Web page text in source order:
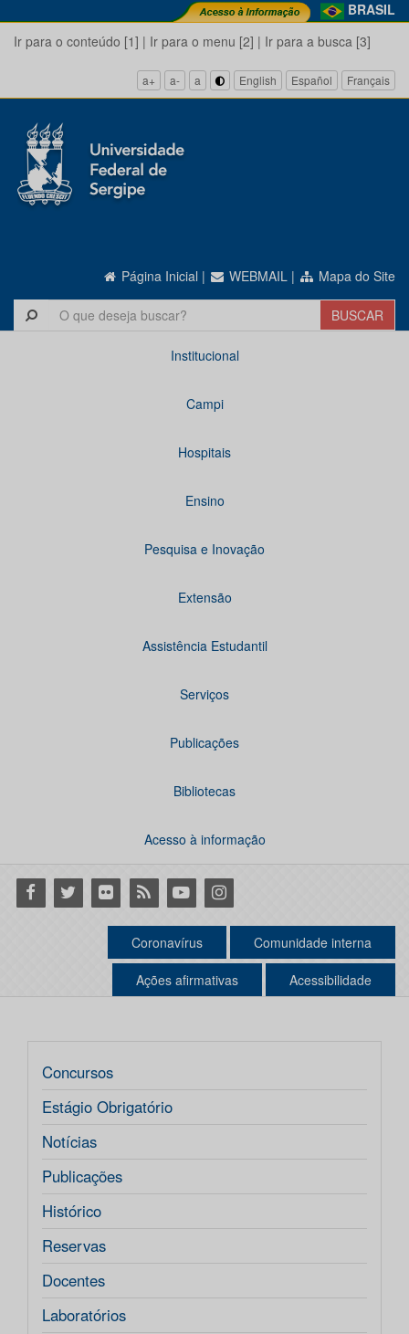
BRASIL
Ir para o conteúdo [1] | Ir para o menu [2] | Ir para a busca [3]
a+ a- a English Español Français
Página Inicial | WEBMAIL | Mapa do Site
Institucional
Campi
Hospitais
Ensino
Pesquisa e Inovação
Extensão
Assistência Estudantil
Serviços
Publicações
Bibliotecas
Acesso à informação
Facebook
Twitter Flickr RSS YoutubeInstagram
Coronavírus Comunidade interna
Ações afirmativas Acessibilidade
Concursos
Estágio Obrigatório
Notícias
Publicações
Histórico
Reservas
Docentes
Laboratórios